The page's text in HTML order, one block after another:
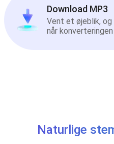
Download MP3
Vent et øjeblik, og
når
Naturlige